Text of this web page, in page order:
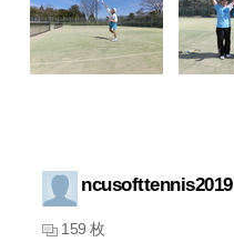
ncusofttennis2019
159 枚